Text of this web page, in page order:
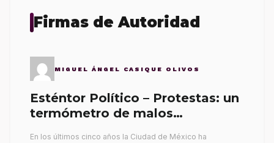
Firmas de Autoridad
MIGUEL ÁNGEL CASIQUE OLIVOS
Esténtor Político – Protestas: un
termómetro de malos
En los últimos cinco años la Ciudad de México ha